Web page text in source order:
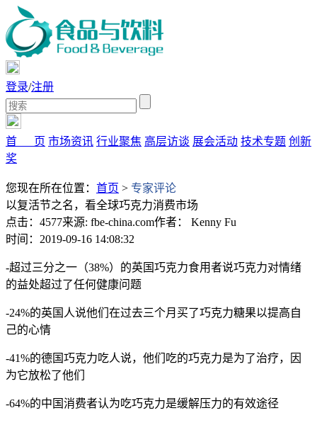
登录/注册
首 页 市场资讯 行业聚焦 高层访谈 展会活动 技术专题 创新
奖
您现在所在位置： 首页 > 专家评论
以复活节之名，看全球巧克力消费市场
点击：4577来源: fbe-china.com作者： Kenny Fu
时间：2019-09-16 14:08:32
-超过三分之一（38%）的英国巧克力食用者说巧克力对情绪
的益处超过了任何健康问题
-24%的英国人说他们在过去三个月买了巧克力糖果以提高自
己的心情
-41%的德国巧克力吃人说，他们吃的巧克力是为了治疗，因
为它放松了他们
-64%的中国消费者认为吃巧克力是缓解压力的有效途径